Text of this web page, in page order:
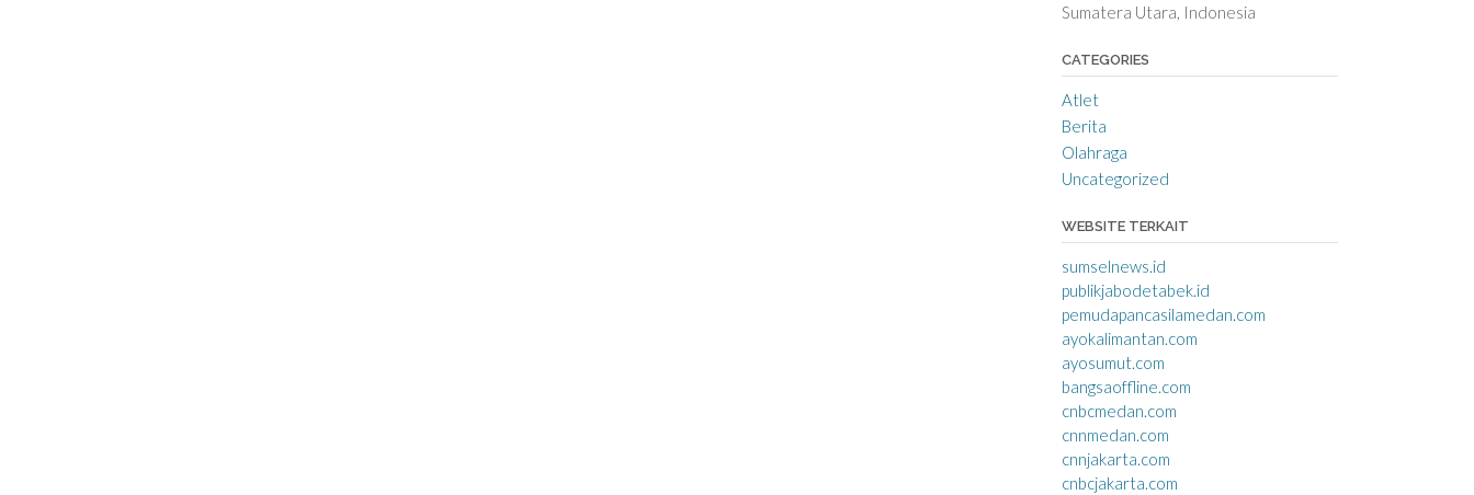
Sumatera Utara, Indonesia
CATEGORIES
Atlet
Berita
Olahraga
Uncategorized
WEBSITE TERKAIT
sumselnews.id
publikjabodetabek.id
pemudapancasilamedan.com
ayokalimantan.com
ayosumut.com
bangsaoffline.com
cnbcmedan.com
cnnmedan.com
cnnjakarta.com
cnbcjakarta.com